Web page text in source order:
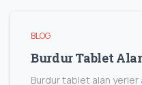
BLOG
Burdur Tablet
Burdur tablet alan yerler